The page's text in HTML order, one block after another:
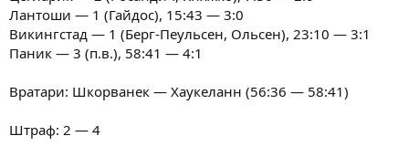
Лантоши — 1 (Гайдос), 15:43 — 3:0
Викингстад — 1 (Берг-Пеульсен, Ольсен), 23:10 — 3:1
Паник — 3 (п.в.), 58:41 — 4:1
Вратари: Шкорванек — Хаукеланн (56:36 — 58:41)
Штраф: 2 — 4